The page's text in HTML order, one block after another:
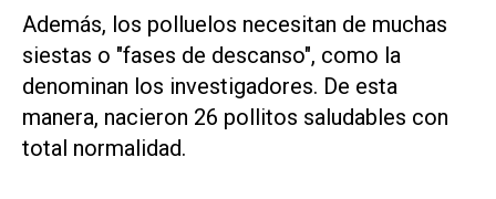
Además, los polluelos necesitan de muchas
siestas o "fases de descanso", como la
denominan los investigadores. De esta
manera, nacieron 26 pollitos saludables con
total normalidad.